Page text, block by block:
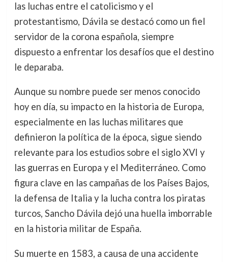
las luchas entre el catolicismo y el
protestantismo, Dávila se destacó como un fiel
servidor de la corona española, siempre
dispuesto a enfrentar los desafíos que el destino
le deparaba.
Aunque su nombre puede ser menos conocido
hoy en día, su impacto en la historia de Europa,
especialmente en las luchas militares que
definieron la política de la época, sigue siendo
relevante para los estudios sobre el siglo XVI y
las guerras en Europa y el Mediterráneo. Como
figura clave en las campañas de los Países Bajos,
la defensa de Italia y la lucha contra los piratas
turcos, Sancho Dávila dejó una huella imborrable
en la historia militar de España.
Su muerte en 1583, a causa de una accidente